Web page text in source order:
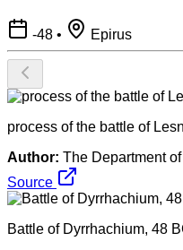
-48 • Epirus
process of the battle of
Author: The Department
Source
Battle of Dyrrhachium, 48